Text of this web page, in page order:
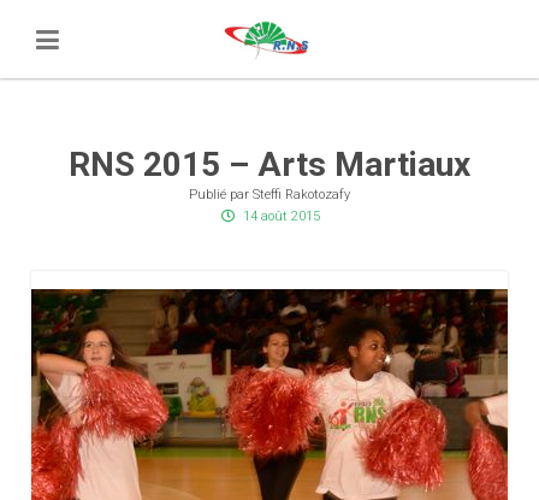
RNS 2015 – Arts Martiaux
Publié par Steffi Rakotozafy
14 août 2015